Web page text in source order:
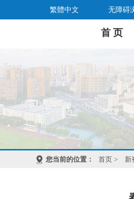
繁體中文 无障碍
首 页
您当前的位置： 首页 > 新